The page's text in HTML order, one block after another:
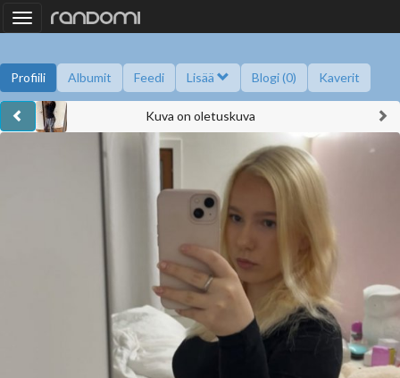
Toggle
navigation
Profiili Albumit Feedi Lisää Blogi (0) Kaverit
Kysy minulta Kaverikirja Gallupit Saavutukset
Kuva on oletuskuva